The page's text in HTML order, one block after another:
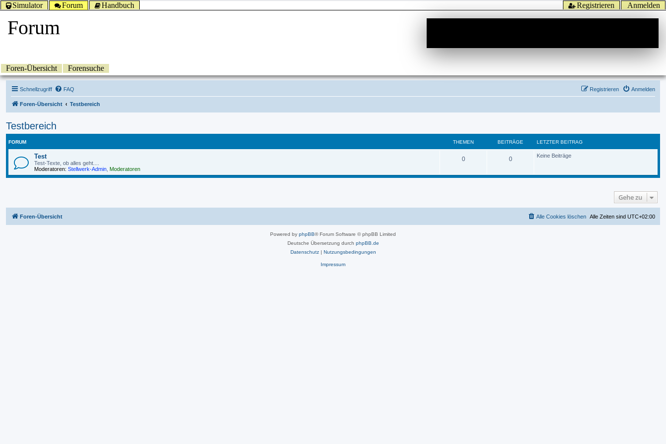
Anmelden
Registrieren
Simulator Forum Handbuch
Forum
Foren-Übersicht Forensuche
Schnellzugriff FAQ Anmelden
Registrieren
Foren-Übersicht Testbereich
Testbereich
FORUM THEMEN BEITRÄGE LETZTER BEITRAG
Test
Test-Texte, ob alles geht....
Moderatoren: Stellwerk-Admin Moderatoren
0 0 Keine Beiträge
Gehe zu
Foren-Übersicht Alle Zeiten sind UTC+02:00
Alle Cookies löschen
Powered by phpBB® Forum Software © phpBB Limited
Deutsche Übersetzung durch phpBB.de
Datenschutz| Nutzungsbedingungen
Impressum